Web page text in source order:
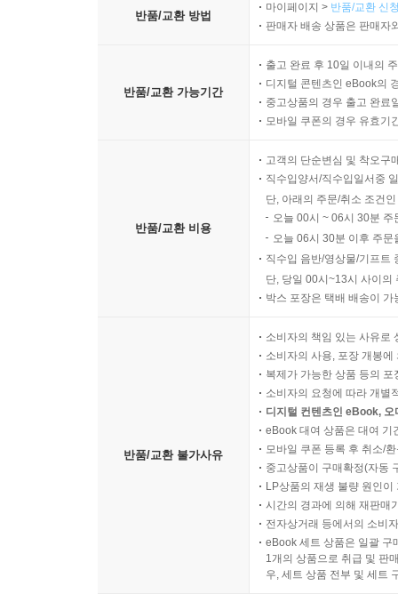
반품/교환 방법
마이페이지 > 반품/교환 신
판매자 배송 상품은 판매자
반품/교환 가능기간
출고 완료 후 10일 이내의
디지털 콘텐츠인 eBook의
중고상품의 경우 출고 완료
모바일 쿠폰의 경우 유효기
반품/교환 비용
고객의 단순변심 및 착오구
직수입양서/직수입일서중
단, 아래의 주문/취소 조건
오늘 00시 ~ 06시 30분
오늘 06시 30분 이후 주
직수입 음반/영상물/기프트
단, 당일 00시~13시 사이의
박스 포장은 택배 배송이
반품/교환 불가사유
소비자의 책임 있는 사유로
소비자의 사용, 포장 개봉
복제가 가능한 상품 등의
소비자의 요청에 따라 개별
디지털 컨텐츠인 eBook,
eBook 대여 상품은 대여 기
모바일 쿠폰 등록 후 취소/
중고상품이 구매확정(자동
LP상품의 재생 불량 원인
시간의 경과에 의해 재판매
전자상거래 등에서의 소비
eBook 세트 상품은 일괄 구
1개의 상품으로 취급 및 판
우, 세트 상품 전부 및 세트